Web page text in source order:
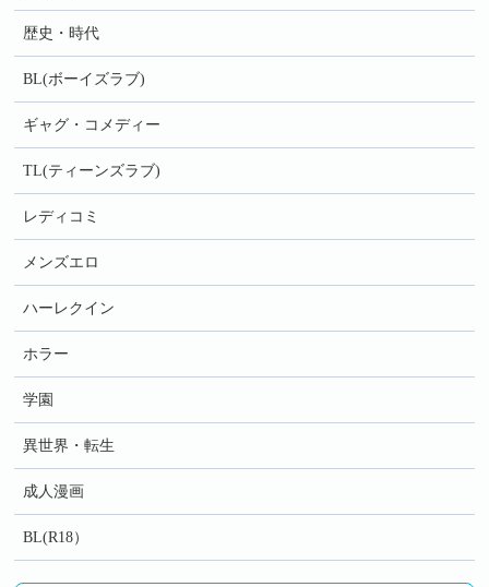
歴史・時代
BL(ボーイズラブ)
ギャグ・コメディー
TL(ティーンズラブ)
レディコミ
メンズエロ
ハーレクイン
ホラー
学園
異世界・転生
成人漫画
BL(R18）